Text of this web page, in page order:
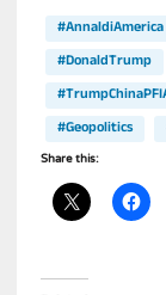
#AnnaldiAmerica
#DonaldTrump
#Geopolitics
Share this: